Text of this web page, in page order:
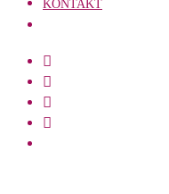
KONTAKT